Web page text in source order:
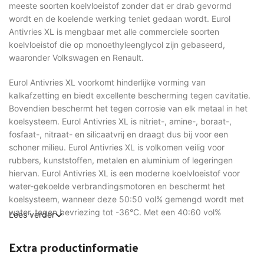
meeste soorten koelvloeistof zonder dat er drab gevormd
wordt en de koelende werking teniet gedaan wordt. Eurol
Antivries XL is mengbaar met alle commerciele soorten
koelvloeistof die op monoethyleenglycol zijn gebaseerd,
waaronder Volkswagen en Renault.
Eurol Antivries XL voorkomt hinderlijke vorming van
kalkafzetting en biedt excellente bescherming tegen cavitatie.
Bovendien beschermt het tegen corrosie van elk metaal in het
koelsysteem. Eurol Antivries XL is nitriet-, amine-, boraat-,
fosfaat-, nitraat- en silicaatvrij en draagt dus bij voor een
schoner milieu. Eurol Antivries XL is volkomen veilig voor
rubbers, kunststoffen, metalen en aluminium of legeringen
hiervan. Eurol Antivries XL is een moderne koelvloeistof voor
water-gekoelde verbrandingsmotoren en beschermt het
koelsysteem, wanneer deze 50:50 vol% gemengd wordt met
water, tegen bevriezing tot -36°C. Met een 40:60 vol%
meer 67 vol% antivries wordt afgeraden.
Lees verder
Extra productinformatie